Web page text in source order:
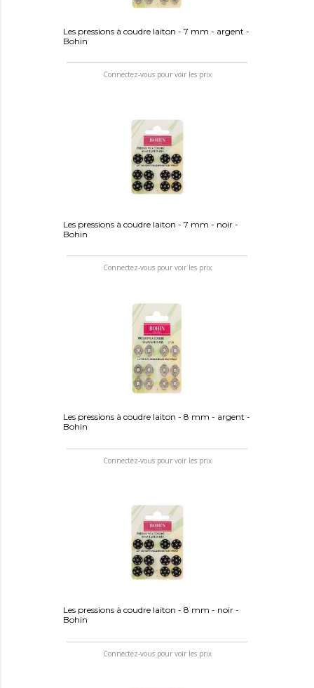
Les pressions à coudre laiton - 7 mm - argent -
Bohin
Connectez-vous pour voir les prix
Les pressions à coudre laiton - 7 mm - noir -
Bohin
Connectez-vous pour voir les prix
Les pressions à coudre laiton - 8 mm - argent -
Bohin
Connectez-vous pour voir les prix
Les pressions à coudre laiton - 8 mm - noir -
Bohin
Connectez-vous pour voir les prix